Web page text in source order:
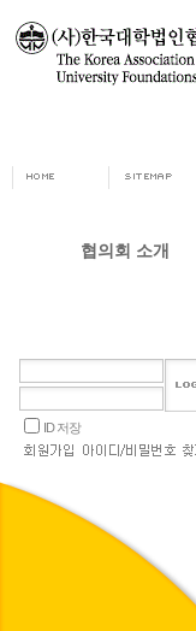
협의회 소개
설립목적 및 주요사업
협의회 정관
ID 저장